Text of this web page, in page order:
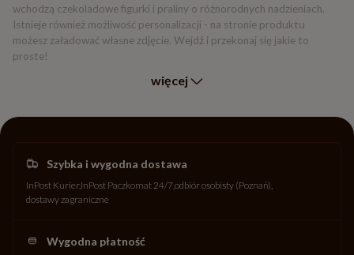
wchodzą czekoladowe figurki i praliny o różnorodnych nadzieniach.
Istnieje również możliwość personalizacji - na stronie produktu
możesz załadować własne zdjęcie. Wejdź i przekonaj się jakie to
proste!
więcej
Szybka i wygodna dostawa
InPost Kurier InPost Paczkomat 24/7odbiór osobisty (Poznań)
dostawy zagraniczne
Wygodna płatność